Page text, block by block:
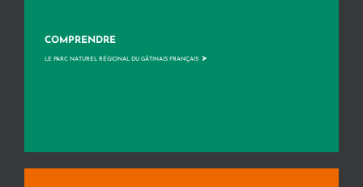
COMPRENDRE
LE PARC NATUREL RÉGIONAL DU GÂTINAIS FRANÇAIS >